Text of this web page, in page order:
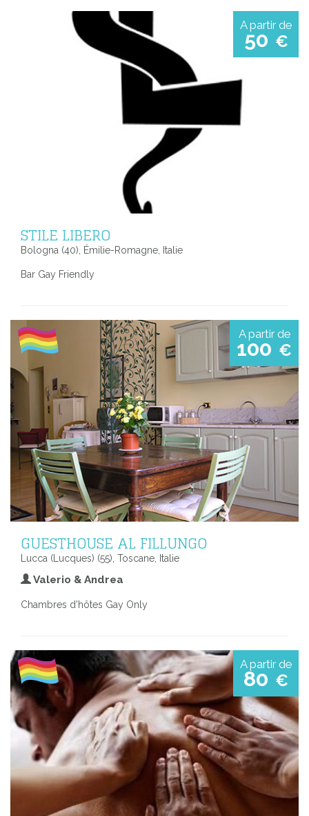
A partir de
50 €
STILE LIBERO
Bologna (40), Émilie-Romagne, Italie
Bar Gay Friendly
A partir de
100 €
GUESTHOUSE AL FILLUNGO
Lucca (Lucques) (55), Toscane, Italie
Valerio & Andrea
Chambres d'hôtes Gay Only
A partir de
80 €